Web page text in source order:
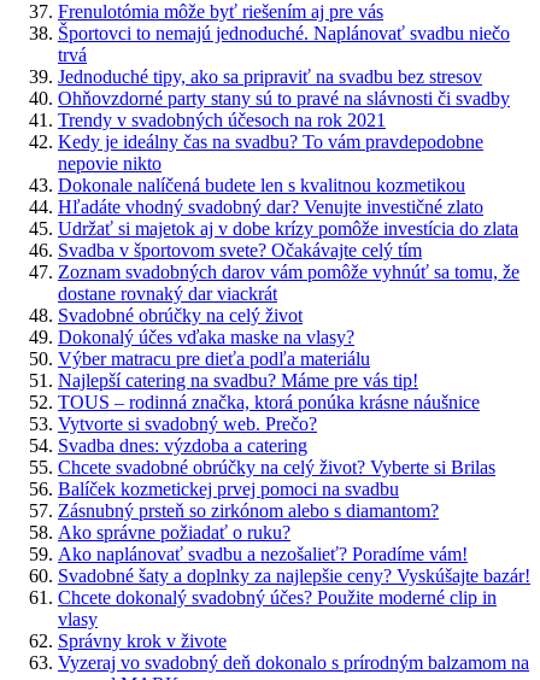
Frenulotómia môže byť riešením aj pre vás
Športovci to nemajú jednoduché. Naplánovať svadbu niečo
trvá
Jednoduché tipy, ako sa pripraviť na svadbu bez stresov
Ohňovzdorné party stany sú to pravé na slávnosti či svadby
Trendy v svadobných účesoch na rok 2021
Kedy je ideálny čas na svadbu? To vám pravdepodobne
nepovie nikto
Dokonale nalíčená budete len s kvalitnou kozmetikou
Hľadáte vhodný svadobný dar? Venujte investičné zlato
Udržať si majetok aj v dobe krízy pomôže investícia do zlata
Svadba v športovom svete? Očakávajte celý tím
Zoznam svadobných darov vám pomôže vyhnúť sa tomu, že
dostane rovnaký dar viackrát
Svadobné obrúčky na celý život
Dokonalý účes vďaka maske na vlasy?
Výber matracu pre dieťa podľa materiálu
Najlepší catering na svadbu? Máme pre vás tip!
TOUS – rodinná značka, ktorá ponúka krásne náušnice
Vytvorte si svadobný web. Prečo?
Svadba dnes: výzdoba a catering
Chcete svadobné obrúčky na celý život? Vyberte si Brilas
Balíček kozmetickej prvej pomoci na svadbu
Zásnubný prsteň so zirkónom alebo s diamantom?
Ako správne požiadať o ruku?
Ako naplánovať svadbu a nezošalieť? Poradíme vám!
Svadobné šaty a doplnky za najlepšie ceny? Vyskúšajte bazár!
Chcete dokonalý svadobný účes? Použite moderné clip in
vlasy
Správny krok v živote
Vyzeraj vo svadobný deň dokonalo s prírodným balzamom na